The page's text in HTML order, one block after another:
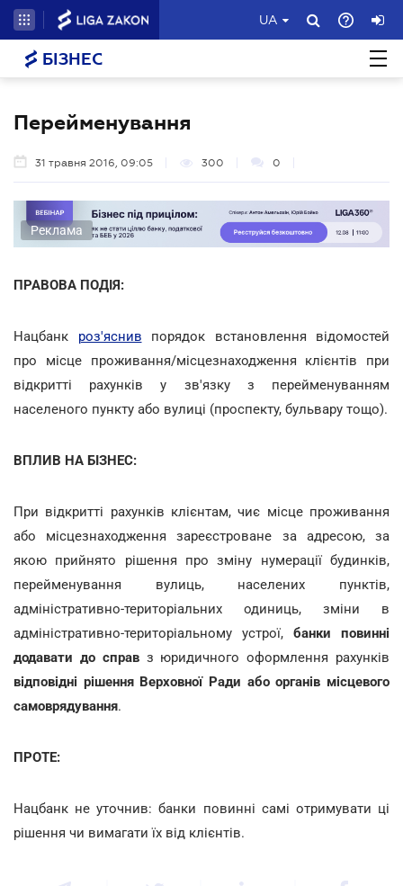
UA
БІЗНЕС
Перейменування
31 травня 2016, 09:05 300 0
Реклама
ПРАВОВА ПОДІЯ:
Нацбанк роз'яснив порядок встановлення відомостей
про місце проживання/місцезнаходження клієнтів при
відкритті рахунків у зв'язку з перейменуванням
населеного пункту або вулиці (проспекту, бульвару тощо).
ВПЛИВ НА БІЗНЕС:
При відкритті рахунків клієнтам, чиє місце проживання
або місцезнаходження зареєстроване за адресою, за
якою прийнято рішення про зміну нумерації будинків,
перейменування вулиць, населених пунктів,
адміністративно-територіальних одиниць, зміни в
адміністративно-територіальному устрої, банки повинні
додавати до справз юридичного оформлення рахунків
відповідні рішення Верховної Ради або органів місцевого
самоврядування.
ПРОТЕ:
Нацбанк не уточнив: банки повинні самі отримувати ці
рішення чи вимагати їх від клієнтів.